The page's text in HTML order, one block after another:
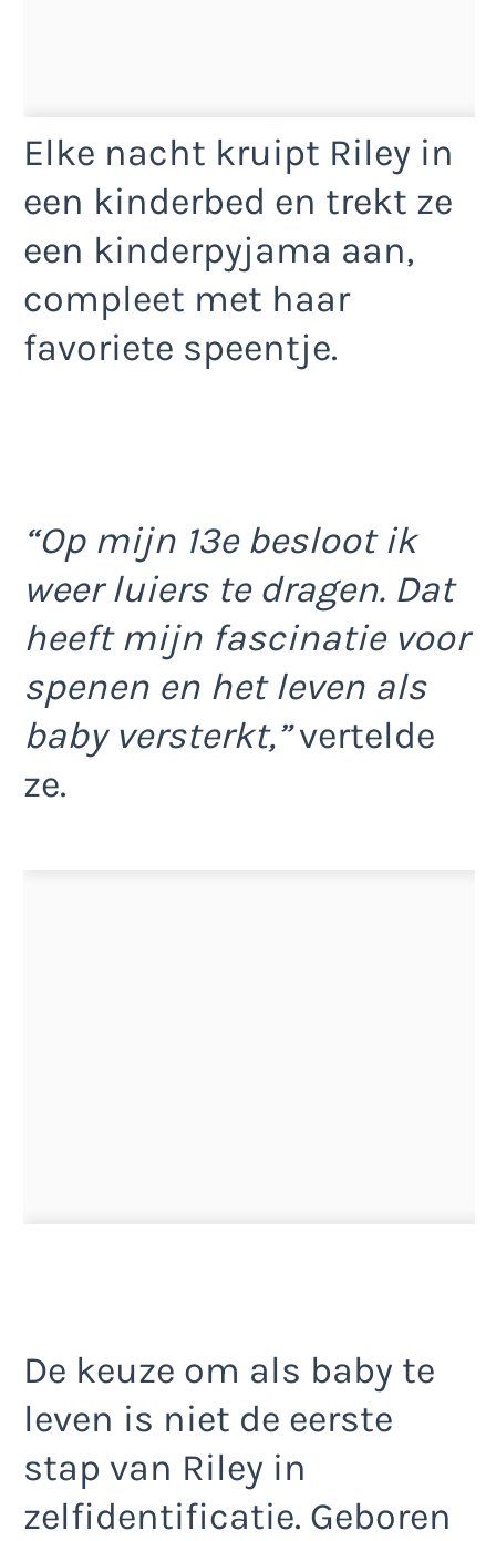
Elke nacht kruipt Riley in
een kinderbed en trekt ze
een kinderpyjama aan,
compleet met haar
favoriete speentje.
“Op mijn 13e besloot ik
weer luiers te dragen. Dat
heeft mijn fascinatie voor
spenen en het leven als
baby versterkt,”vertelde
ze.
De keuze om als baby te
leven is niet de eerste
stap van Riley in
zelfidentificatie. Geboren